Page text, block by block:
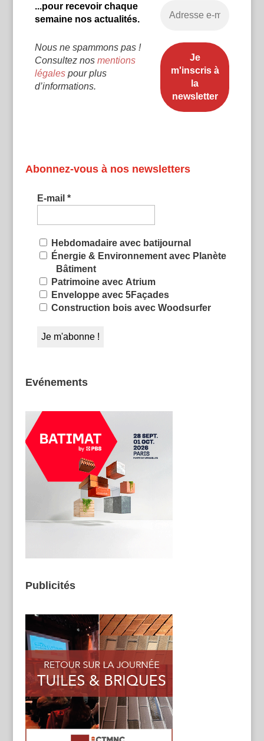
...pour recevoir chaque
semaine nos actualités.
Nous ne spammons pas !
Consultez nos mentions
légalespour plus
d’informations.
Abonnez-vous à nos newsletters
E-mail *
Hebdomadaire avec batijournal
Énergie & Environnement avec Planète
Bâtiment
Patrimoine avec Atrium
Enveloppe avec 5Façades
Construction bois avec Woodsurfer
Evénements
Publicités